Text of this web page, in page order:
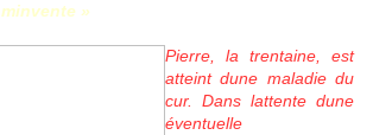
»
Pierre, la trentaine, est
atteint dune maladie du
cur. Dans lattente dune
éventuelle